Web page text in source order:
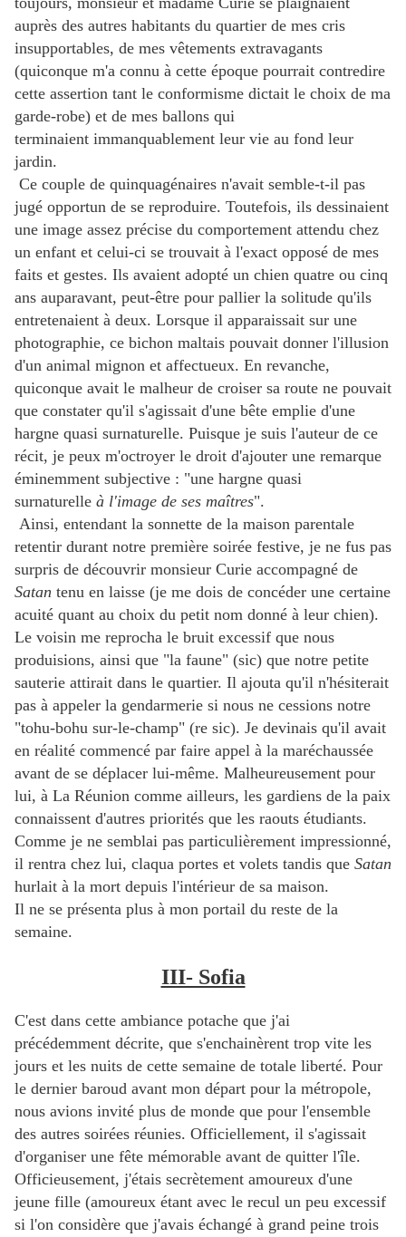
auprès des autres habitants du quartier de mes cris
insupportables, de mes vêtements extravagants
(quiconque m'a connu à cette époque pourrait contredire
cette assertion tant le conformisme dictait le choix de ma
garde-robe) et de mes ballons qui
terminaient immanquablement leur vie au fond leur
jardin.
Ce couple de quinquagénaires n'avait semble-t-il pas
jugé opportun de se reproduire. Toutefois, ils dessinaient
une image assez précise du comportement attendu chez
un enfant et celui-ci se trouvait à l'exact opposé de mes
faits et gestes. Ils avaient adopté un chien quatre ou cinq
ans auparavant, peut-être pour pallier la solitude qu'ils
entretenaient à deux. Lorsque il apparaissait sur une
photographie, ce bichon maltais pouvait donner l'illusion
d'un animal mignon et affectueux. En revanche,
quiconque avait le malheur de croiser sa route ne pouvait
que constater qu'il s'agissait d'une bête emplie d'une
hargne quasi surnaturelle. Puisque je suis l'auteur de ce
récit, je peux m'octroyer le droit d'ajouter une remarque
éminemment subjective : "une hargne quasi
surnaturelle à l'image de ses maîtres".
Ainsi, entendant la sonnette de la maison parentale
retentir durant notre première soirée festive, je ne fus pas
surpris de découvrir monsieur Curie accompagné de
Satan tenu en laisse (je me dois de concéder une certaine
acuité quant au choix du petit nom donné à leur chien).
Le voisin me reprocha le bruit excessif que nous
produisions, ainsi que "la faune" (sic) que notre petite
sauterie attirait dans le quartier. Il ajouta qu'il n'hésiterait
pas à appeler la gendarmerie si nous ne cessions notre
"tohu-bohu sur-le-champ" (re sic). Je devinais qu'il avait
en réalité commencé par faire appel à la maréchaussée
avant de se déplacer lui-même. Malheureusement pour
lui, à La Réunion comme ailleurs, les gardiens de la paix
connaissent d'autres priorités que les raouts étudiants.
Comme je ne semblai pas particulièrement impressionné,
il rentra chez lui, claqua portes et volets tandis que Satan
hurlait à la mort depuis l'intérieur de sa maison.
Il ne se présenta plus à mon portail du reste de la
semaine.
III- Sofia
C'est dans cette ambiance potache que j'ai
précédemment décrite, que s'enchainèrent trop vite les
jours et les nuits de cette semaine de totale liberté. Pour
le dernier baroud avant mon départ pour la métropole,
nous avions invité plus de monde que pour l'ensemble
des autres soirées réunies. Officiellement, il s'agissait
d'organiser une fête mémorable avant de quitter l'île.
Officieusement, j'étais secrètement amoureux d'une
jeune fille (amoureux étant avec le recul un peu excessif
si l'on considère que j'avais échangé à grand peine trois